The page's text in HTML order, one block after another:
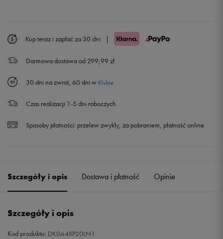
XL
Kup teraz i zapłać za 30 dni |
Darmowa dostawa od 299,99 zł
30 dni na zwrot, 60 dni w Klubie
Czas realizacji 1-5 dni roboczych
Sposoby płatności: przelew zwykły, za pobraniem, płatność online
Szczegóły i opis Dostawa i płatność Opinie
Szczegóły i opis
Kod produktu: DK0A4XP20LN1